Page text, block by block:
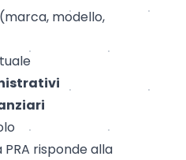
modello,
risponde alla